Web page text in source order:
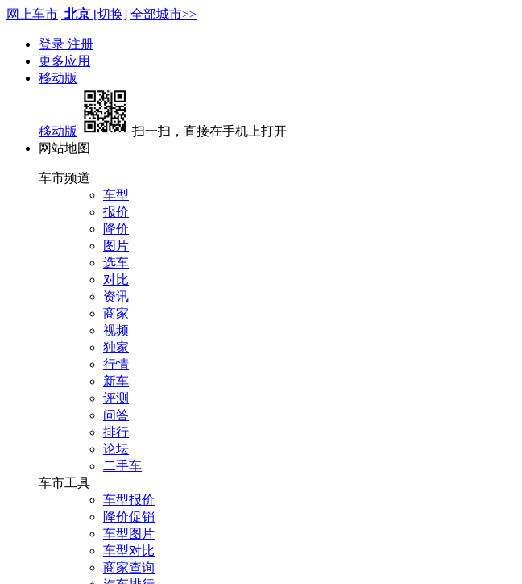
网上车市 北京 [切换] 全部城市>>
登录 注册
更多应用
移动版
移动版
扫一扫，直接在手机上打开
网站地图
车市频道
车型
报价
降价
图片
选车
对比
资讯
商家
视频
独家
行情
新车
评测
问答
排行
论坛
二手车
车市工具
车型报价
降价促销
车型图片
车型对比
商家查询